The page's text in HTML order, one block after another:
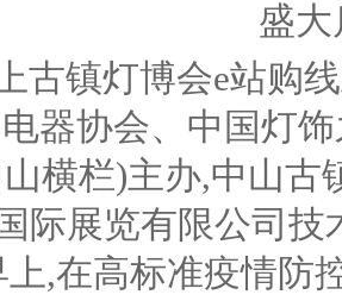
古镇灯博会e站购
器协会、中国灯
横栏)主办,中山古
际展览有限公司技
上,在高标准疫情防